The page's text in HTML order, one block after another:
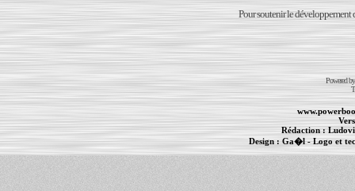
Pour soutenir le développement
Powered
Rédaction :
Design :Ga�l- Logo et
PowerBook